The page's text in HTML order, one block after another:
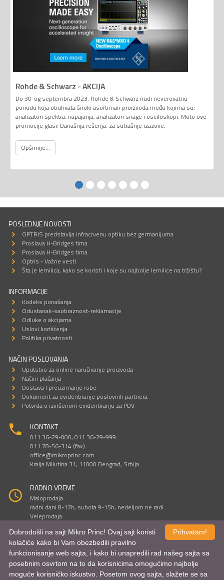
Rohde & Schwarz - AKCIJA
Do 30-og septembra 2023. Rohde & Schwarz nudi neverovatnu
ponudu koja obuhvata široki asortiman proizvoda među kojima su:
analizatori spektra, napajanja, analizatori snage i osciloskopi. Moto ove
promocije glasi: Današnja rešenja, za sutrašnje izazove.
Opširnije...
POSLEDNJE NOVOSTI
OPTRIS predstavlja infracrvenu optiku bez germanijuma
Proslava H-Bridges tima
Proslava H-Bridges tima
Optris - Važne vesti
Šta je lemilica, kako se koristi i koje su najbolje lemilice na tržištu?
INFORMACIJE
Kodeks ponašanja
Odustanak-saobraznost-reklamacije
Odluke o akcijama
Uslovi korišćenja
Politika privatnosti
NAČIN POSLOVANJA
Uputstvo za online naručivanje proizvoda
Načini plaćanja
Dostava I preuzimanje robe
Dokument za evidentiranje poslovnih partnera
Potvrda o izvršenom evidentiranju za PDV
KONTAKT
011 36-29-000; 011 36-29-999
011 78-56-314 (fax)
office@mikroprinc.com
Kralja Milutina 31, 11000 Beograd, Srbija
RADNO VREME
Maloprodaja:
radni dani 8-17h, subota 9-15h, nedeljom ne radi
Veleprodaja:
Sve cene su iskazane u dinarima. PDV je uračunat u cenu.
© Mikro Princ 1999 - 2026. Sva prava su zadržana.
Kreirao *nbgcreator |Izdrada Internet prodavnice ,Izrada sajtaimobilnih
Prihvatam!
Dobrodošli na sajt Mikro Princ! Ovaj sajt koristi
kolačiće kako bi Vam obezbedili pravilno
funkcionisanje web sajta, i kako bi unapredili rad našeg sajta sa
posebnim osvrtom na to da korisnicima omogućimo najbolje
moguće korisničko iskustvo. Posetom ovog sajta, slažete se sa